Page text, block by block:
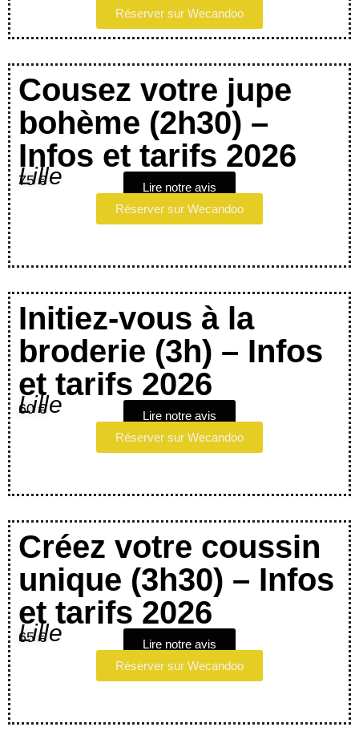
Réserver sur Wecandoo
Cousez votre jupe
bohème (2h30) –
Infos et tarifs 2026
Lille
75 €
Lire notre avis
Réserver sur Wecandoo
Initiez-vous à la
broderie (3h) – Infos
et tarifs 2026
Lille
60 €
Lire notre avis
Réserver sur Wecandoo
Créez votre coussin
unique (3h30) – Infos
et tarifs 2026
Lille
65 €
Lire notre avis
Réserver sur Wecandoo